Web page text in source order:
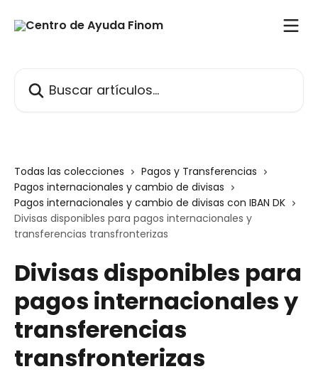
Todas las colecciones
Pagos y Transferencias
Pagos internacionales y cambio de divisas
Pagos internacionales y cambio de divisas con IBAN DK
Divisas disponibles para pagos internacionales y
transferencias transfronterizas
Divisas disponibles para
pagos internacionales y
transferencias
transfronterizas